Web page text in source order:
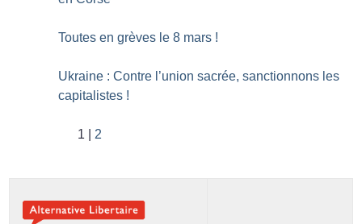
Toutes en grèves le 8 mars !
Ukraine : Contre l’union sacrée, sanctionnons les
capitalistes !
1 2